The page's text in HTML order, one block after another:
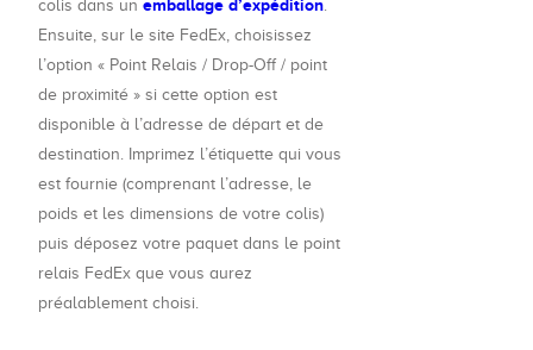
colis dans un emballage d’expédition.
Ensuite, sur le site FedEx, choisissez
l’option « Point Relais / Drop-Off / point
de proximité » si cette option est
disponible à l’adresse de départ et de
destination. Imprimez l’étiquette qui vous
est fournie (comprenant l’adresse, le
poids et les dimensions de votre colis)
puis déposez votre paquet dans le point
relais FedEx que vous aurez
préalablement choisi.